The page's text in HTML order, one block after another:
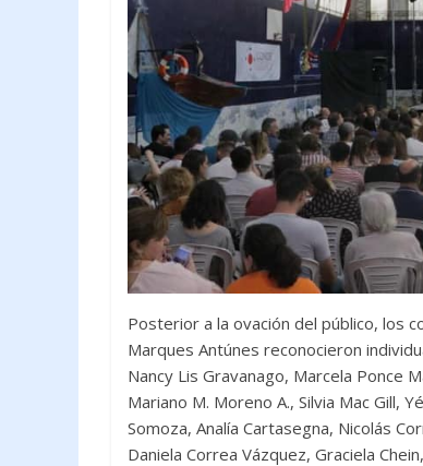
Posterior a la ovación del público, los
Marques Antúnes reconocieron
Nancy Lis Gravanago, Marcela Ponce
Mariano M. Moreno A., Silvia Mac Gill,
Somoza, Analía Cartasegna, Nicolás
Daniela Correa Vázquez, Graciela